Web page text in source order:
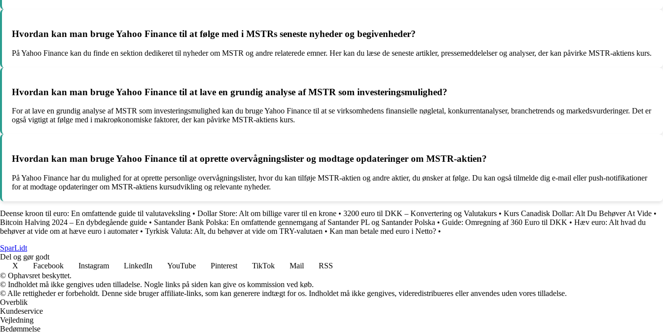
Hvordan kan man bruge Yahoo Finance til at følge med i MSTRs seneste nyheder og begivenheder?
På Yahoo Finance kan du finde en sektion dedikeret til nyheder om MSTR og andre relaterede emner. Her kan du læse de seneste artikler, pressemeddelelser og analyser, der kan påvirke MSTR-aktiens kurs.
Hvordan kan man bruge Yahoo Finance til at lave en grundig analyse af MSTR som investeringsmulighed?
For at lave en grundig analyse af MSTR som investeringsmulighed kan du bruge Yahoo Finance til at se virksomhedens finansielle nøgletal, konkurrentanalyser, branchetrends og markedsvurderinger. Det er
også vigtigt at følge med i makroøkonomiske faktorer, der kan påvirke MSTR-aktiens kurs.
Hvordan kan man bruge Yahoo Finance til at oprette overvågningslister og modtage opdateringer om MSTR-aktien?
På Yahoo Finance har du mulighed for at oprette personlige overvågningslister, hvor du kan tilføje MSTR-aktien og andre aktier, du ønsker at følge. Du kan også tilmelde dig e-mail eller push-notifikationer
for at modtage opdateringer om MSTR-aktiens kursudvikling og relevante nyheder.
Deense kroon til euro: En omfattende guide til valutaveksling • Dollar Store: Alt om billige varer til en krone • 3200 euro til DKK – Konvertering og Valutakurs • Kurs Canadisk Dollar: Alt Du Behøver At Vide •
Bitcoin Halving 2024 – En dybdegående guide • Santander Bank Polska: En omfattende gennemgang af Santander PL og Santander Polska • Guide: Omregning af 360 Euro til DKK • Hæv euro: Alt hvad du
behøver at vide om at hæve euro i automater• Tyrkisk Valuta: Alt, du behøver at vide om TRY-valutaen • Kan man betale med euro i Netto? •
SparLidt
Del og gør godt
X
Facebook Instagram LinkedIn YouTube Pinterest TikTok Mail
RSS
© Ophavsret beskyttet.
© Indholdet må ikke gengives uden tilladelse. Nogle links på siden kan give os kommission ved køb.
© Alle rettigheder er forbeholdt. Denne side bruger affiliate-links, som kan generere indtægt for os. Indholdet må ikke gengives, videredistribueres eller anvendes uden vores tilladelse.
Overblik
Kundeservice
Vejledning
Bedømmelse